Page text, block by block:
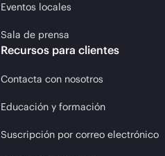
Eventos locales
Sala de prensa
Recursos para clientes
Contacta con nosotros
Educación y formación
Suscripción por correo electrónico